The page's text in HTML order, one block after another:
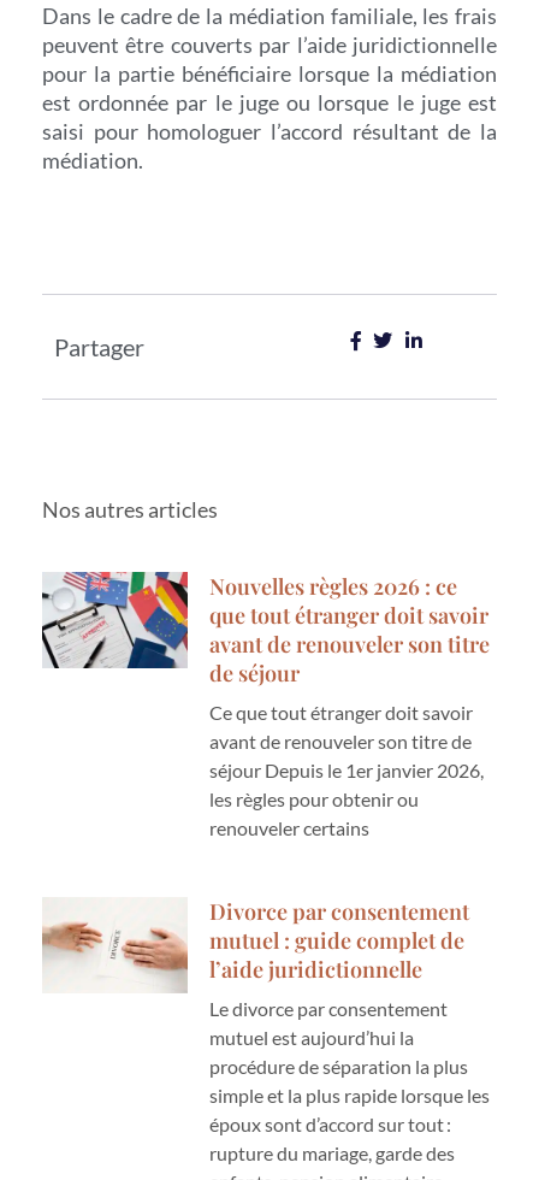
Dans le cadre de la médiation familiale, les frais
peuvent être couverts par l’aide juridictionnelle
pour la partie bénéficiaire lorsque la médiation
est ordonnée par le juge ou lorsque le juge est
saisi pour homologuer l’accord résultant de la
médiation.
Partager
Nos autres articles
Nouvelles règles 2026 : ce
que tout étranger doit savoir
avant de renouveler son titre
de séjour
Ce que tout étranger doit savoir
avant de renouveler son titre de
séjour Depuis le 1er janvier 2026,
les règles pour obtenir ou
renouveler certains
Divorce par consentement
mutuel : guide complet de
l’aide juridictionnelle
Le divorce par consentement
mutuel est aujourd’hui la
procédure de séparation la plus
simple et la plus rapide lorsque les
époux sont d’accord sur tout :
rupture du mariage, garde des